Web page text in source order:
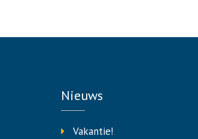
Nieuws
Vakantie!